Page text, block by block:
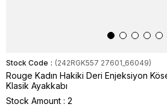
Stock Code (242RGK557 27601_66049)
Rouge Kadın Hakiki Deri Enjeksiyon
Klasik Ayakkabı
Stock Amount : 2